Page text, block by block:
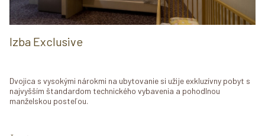
Izba Exclusive
Dvojica s vysokými nárokmi na ubytovanie si užije exkluzívny pobyt s
najvyšším štandardom technického vybavenia a pohodlnou
manželskou posteľou.